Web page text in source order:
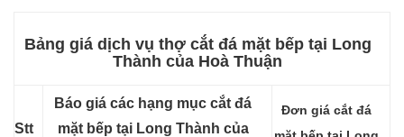
Bảng giá dịch vụ thợ cắt đá mặt bếp tại Long
Thành của Hoà Thuận
Stt
Báo giá các hạng mục cắt đá
mặt bếp tại Long Thành của
Đơn giá cắt đá